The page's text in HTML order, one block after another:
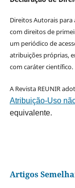
Direitos Autorais
com direitos de
um periódico de
atribuições próprias,
com caráter científico.
A Revista REUNIR
Atribuição-Uso
equivalente.
Artigos